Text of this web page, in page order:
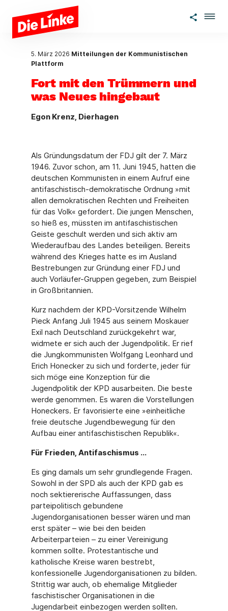
Zum Hauptinhalt springen
5. März 2026 Mitteilungen der Kommunistischen
Plattform
Fort mit den Trümmern und
was Neues hingebaut
Egon Krenz, Dierhagen
Als Gründungsdatum der FDJ gilt der 7. März
1946. Zuvor schon, am 11. Juni 1945, hatten die
deutschen Kommunisten in einem Aufruf eine
antifaschistisch-demokratische Ordnung »mit
allen demokratischen Rechten und Freiheiten
für das Volk« gefordert. Die jungen Menschen,
so hieß es, müssten im antifaschistischen
Geiste geschult werden und sich aktiv am
Wiederaufbau des Landes beteiligen. Bereits
während des Krieges hatte es im Ausland
Bestrebungen zur Gründung einer FDJ und
auch Vorläufer-Gruppen gegeben, zum Beispiel
in Großbritannien.
Kurz nachdem der KPD-Vorsitzende Wilhelm
Pieck Anfang Juli 1945 aus seinem Moskauer
Exil nach Deutschland zurückgekehrt war,
widmete er sich auch der Jugendpolitik. Er rief
die Jungkommunisten Wolfgang Leonhard und
Erich Honecker zu sich und forderte, jeder für
sich möge eine Konzeption für die
Jugendpolitik der KPD ausarbeiten. Die beste
werde genommen. Es waren die Vorstellungen
Honeckers. Er favorisierte eine »einheitliche
freie deutsche Jugendbewegung für den
Aufbau einer antifaschistischen Republik«.
Für Frieden, Antifaschismus ...
Es ging damals um sehr grundlegende Fragen.
Sowohl in der SPD als auch der KPD gab es
noch sektiererische Auffassungen, dass
parteipolitisch gebundene
Jugendorganisationen besser wären und man
erst später – wie bei den beiden
Arbeiterparteien – zu einer Vereinigung
kommen sollte. Protestantische und
katholische Kreise waren bestrebt,
konfessionelle Jugendorganisationen zu bilden.
Strittig war auch, ob ehemalige Mitglieder
faschistischer Organisationen in die
Jugendarbeit einbezogen werden sollten.